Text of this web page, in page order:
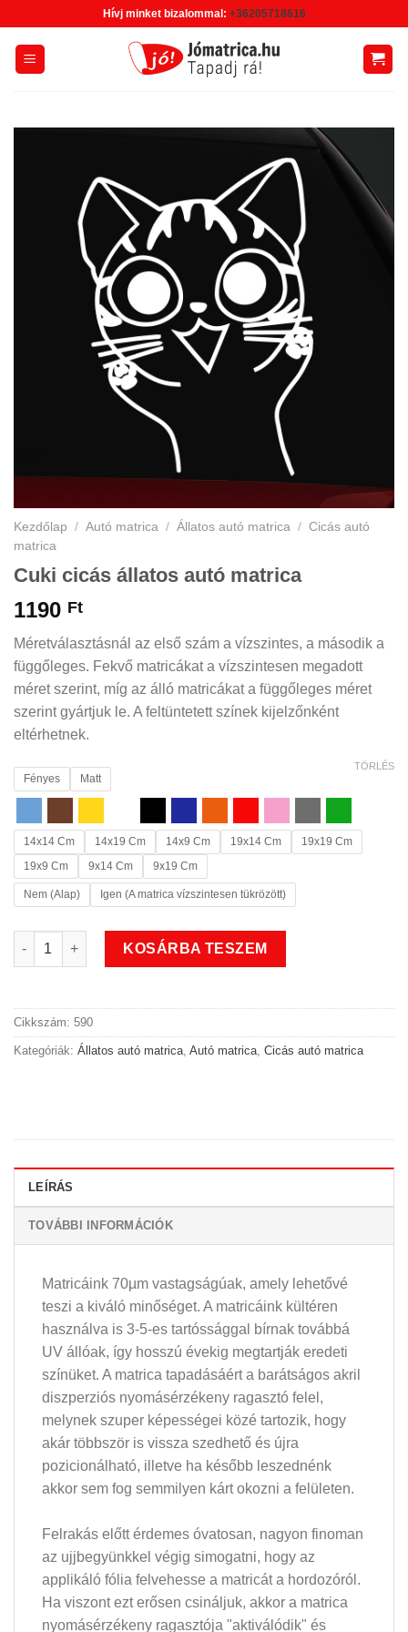
content
Hívj minket bizalommal: +36205718616
Kezdőlap / Autó matrica / Állatos autó matrica / Cicás autó
matrica
Cuki cicás állatos autó matrica
1190 Ft
Méretválasztásnál az első szám a vízszintes, a második a
függőleges. Fekvő matricákat a vízszintesen megadott
méret szerint, míg az álló matricákat a függőleges méret
szerint gyártjuk le. A feltüntetett színek kijelzőnként
eltérhetnek.
Fényes Matt
14x14 Cm 14x19 Cm 14x9 Cm 19x14 Cm
19x19 Cm
19x9 Cm
9x14 Cm 9x19 Cm
Nem (Alap) Igen (A matrica vízszintesen tükrözött)
TÖRLÉS
Cuki cicás állatos autó matrica mennyiség
KOSÁRBA TESZEM
Cikkszám: 590
Kategóriák: Állatos autó matrica Autó matrica Cicás autó matrica
LEÍRÁS
TOVÁBBI INFORMÁCIÓK
Matricáink 70µm vastagságúak, amely lehetővé
teszi a kiváló minőséget. A matricáink kültéren
használva is 3-5-es tartóssággal bírnak továbbá
UV állóak, így hosszú évekig megtartják eredeti
színüket. A matrica tapadásáért a barátságos akril
diszperziós nyomásérzékeny ragasztó felel,
melynek szuper képességei közé tartozik, hogy
akár többször is vissza szedhető és újra
pozicionálható, illetve ha később leszednénk
akkor sem fog semmilyen kárt okozni a felületen.
Felrakás előtt érdemes óvatosan, nagyon finoman
az ujjbegyünkkel végig simogatni, hogy az
applikáló fólia felvehesse a matricát a hordozóról.
Ha viszont ezt erősen csináljuk, akkor a matrica
nyomásérzékeny ragasztója "aktiválódik" és